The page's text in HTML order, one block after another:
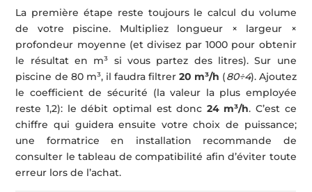
La première étape reste toujours le calcul du volume
de votre piscine. Multipliez longueur × largeur ×
profondeur moyenne (et divisez par 1000 pour obtenir
le résultat en m³ si vous partez des litres). Sur une
piscine de 80 m³, il faudra filtrer20 m³/h (80÷4). Ajoutez
le coefficient de sécurité (la valeur la plus employée
reste 1,2): le débit optimal est donc 24 m³/h. C’est ce
chiffre qui guidera ensuite votre choix de puissance;
une formatrice en installation recommande de
consulter le tableau de compatibilité afin d’éviter toute
erreur lors de l’achat.